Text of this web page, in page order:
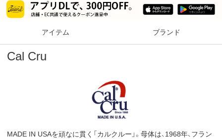
アイテム ブランド
Cal Cru
MADE IN USAを頑なに貫く「カルクルー」。母体は、1968年、フラン